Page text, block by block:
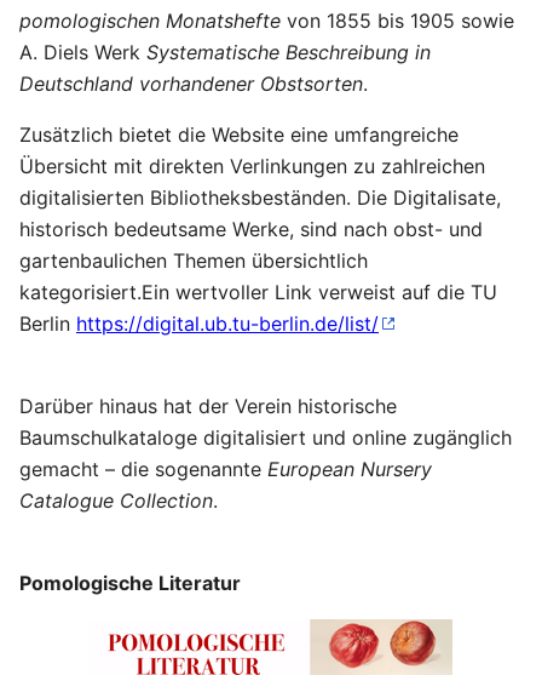
pomologischen Monatshefte von 1855 bis 1905 sowie
A. Diels Werk Systematische Beschreibung in
Deutschland vorhandener Obstsorten.
Zusätzlich bietet die Website eine umfangreiche
Übersicht mit direkten Verlinkungen zu zahlreichen
digitalisierten Bibliotheksbeständen. Die Digitalisate,
historisch bedeutsame Werke, sind nach obst- und
gartenbaulichen Themen übersichtlich
kategorisiert.Ein wertvoller Link verweist auf die TU
Berlin https://digital.ub.tu-berlin.de/list/
Darüber hinaus hat der Verein historische
Baumschulkataloge digitalisiert und online zugänglich
gemacht – die sogenannte European Nursery
Catalogue Collection.
Pomologische Literatur